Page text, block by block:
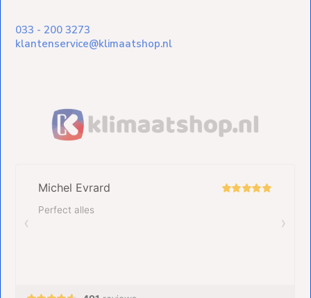
033 - 200 3273
klantenservice@klimaatshop.nl